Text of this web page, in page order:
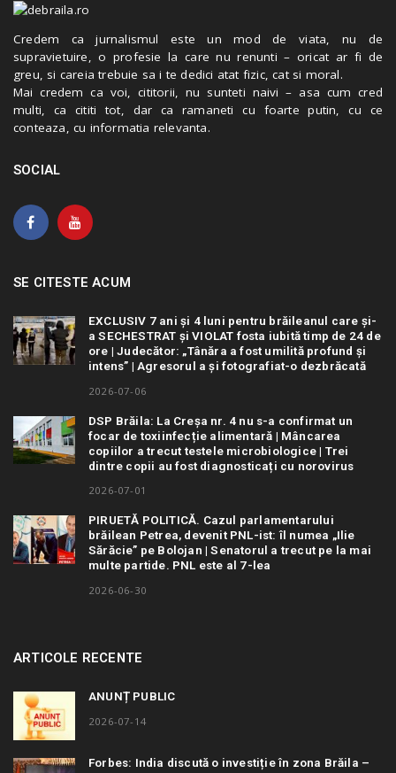
Credem ca jurnalismul este un mod de viata, nu de
supravietuire, o profesie la care nu renunti – oricat ar fi de
greu, si careia trebuie sa i te dedici atat fizic, cat si moral.
Mai credem ca voi, cititorii, nu sunteti naivi – asa cum cred
multi, ca cititi tot, dar ca ramaneti cu foarte putin, cu ce
conteaza, cu informatia relevanta.
SOCIAL
SE CITESTE ACUM
EXCLUSIV 7 ani și 4 luni pentru brăileanul care și-
a SECHESTRAT și VIOLAT fosta iubită timp de 24 de
ore | Judecător: „Tânăra a fost umilită profund și
intens” | Agresorul a și fotografiat-o dezbrăcată
2026-07-06
DSP Brăila: La Creșa nr. 4 nu s-a confirmat un
focar de toxiinfecție alimentară | Mâncarea
copiilor a trecut testele microbiologice | Trei
dintre copii au fost diagnosticați cu norovirus
2026-07-01
PIRUETĂ POLITICĂ. Cazul parlamentarului
brăilean Petrea, devenit PNL-ist: îl numea „Ilie
Sărăcie” pe Bolojan | Senatorul a trecut pe la mai
multe partide. PNL este al 7-lea
2026-06-30
ARTICOLE RECENTE
ANUNȚ PUBLIC
2026-07-14
Forbes: India discută o investiție în zona Brăila –